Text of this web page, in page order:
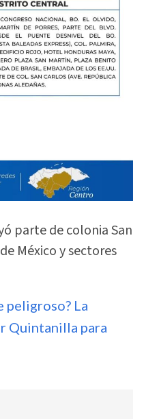
parte de colonia San
México y sectores
peligroso? La
Quintanilla para